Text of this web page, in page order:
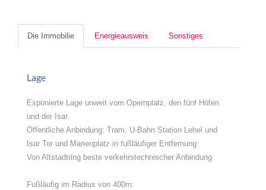
Die Immobilie Energieausweis Sonstiges
Lage
Exponierte Lage unweit vom Opernplatz, den fünf Höfen
und der Isar.
Öffentliche Anbindung: Tram, U-Bahn Station Lehel und
Isar Tor und Marienplatz in fußläufiger Entfernung
Von Altstadtring beste verkehrstechnischer Anbindung
Fußläufig im Radius von 400m: